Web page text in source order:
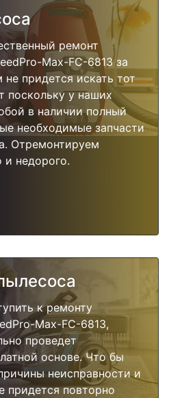
ремонт
Max-FC-6813 за
придется искать тот
поскольку у наших
в наличии полный
необходимые запчасти
Отремонтируем
и недорого.
к ремонту
Max-FC-6813,
проведет
основе. Что бы
неисправности и
придется повторно